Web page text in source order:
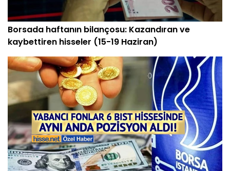
Borsada haftanın bilançosu: Kazandıran ve
kaybettiren hisseler (15-19 Haziran)